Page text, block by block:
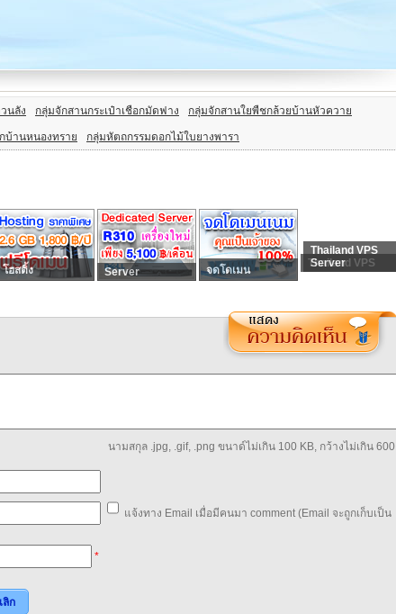
นลัง กลุ่มจักสานกระเป๋าเชือกมัดฟาง กลุ่มจักสานใยพืชกล้วยบ้านหัวควาย
บ้านหนองทราย กลุ่มหัตถกรรมดอกไม้ใบยางพารา
โฮสติ้ง Server จดโดเมน
Thailand VPS
Thailand VPS
Server
นามสกุล .jpg, .gif, .png ขนาด์ไม่เกิน 100 KB, กว้างไม่เกิน 600
แจ้งทาง Email เมื่อมีคนมา comment (Email จะถูกเก็บเป็น
*
ลิก